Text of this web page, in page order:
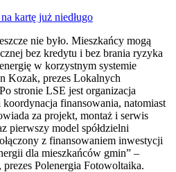
kartę już niedługo
nie było. Mieszkańcy mogą
bez kredytu i bez brania ryzyka
w korzystnym systemie
Kozak, prezes Lokalnych
stronie LSE jest organizacja
finansowania, natomiast
za projekt, montaż i serwis
pierwszy model spółdzielni
z finansowaniem inwestycji
dla mieszkańców gmin” –
Polenergia Fotowoltaika.